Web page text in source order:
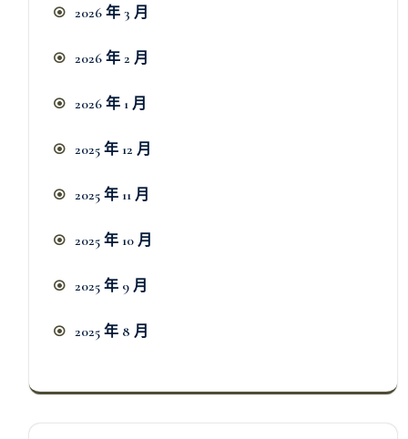
2026 年 3 月
2026 年 2 月
2026 年 1 月
2025 年 12 月
2025 年 11 月
2025 年 10 月
2025 年 9 月
2025 年 8 月